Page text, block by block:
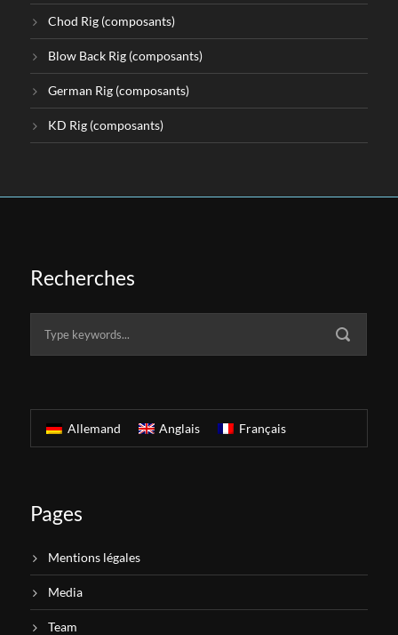
Chod Rig (composants)
Blow Back Rig (composants)
German Rig (composants)
KD Rig (composants)
Recherches
Allemand Anglais Français
Pages
Mentions légales
Media
Team